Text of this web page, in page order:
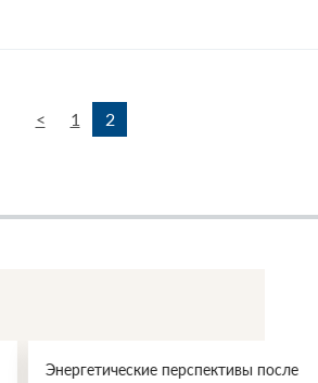
< 1 2
Геополитический «цугцванг»: